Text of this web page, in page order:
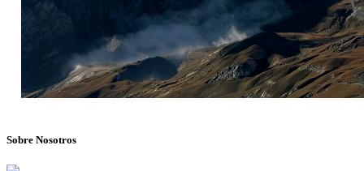
Sobre Nosotros